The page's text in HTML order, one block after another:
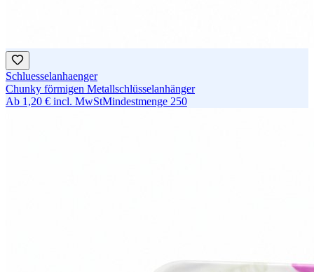
Schluesselanhaenger
Chunky förmigen Metallschlüsselanhänger
Ab 1,20 € incl. MwStMindestmenge 250